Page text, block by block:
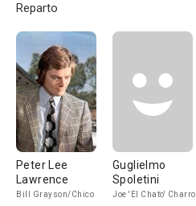
Reparto
Peter Lee
Lawrence
Bill Grayson/Chico
Guglielmo
Spoletini
Joe 'El Chato' Charro